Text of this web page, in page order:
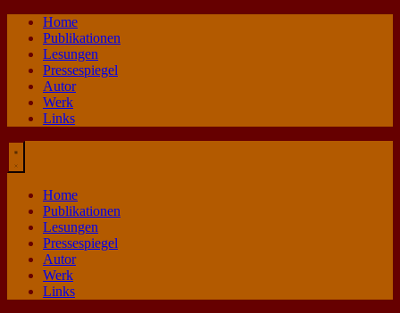
Zum
Inhalt
springen
Home
Publikationen
Lesungen
Pressespiegel
Autor
Werk
Links
Home
Publikationen
Lesungen
Pressespiegel
Autor
Werk
Links